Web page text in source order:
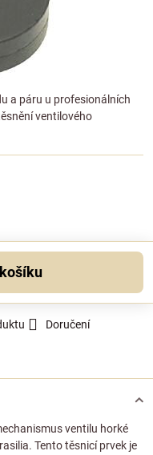
a páru u profesionálních
ventilového
košíku
Doručení
ventilu horké
Tento těsnicí prvek je